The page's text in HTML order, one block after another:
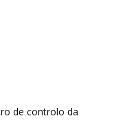
de controlo da